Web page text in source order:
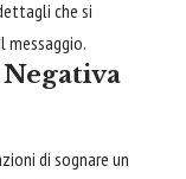
che si
messaggio.
di sognare un